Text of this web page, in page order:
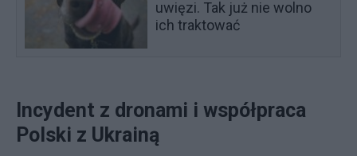
uwięzi. Tak już nie wolno
ich traktować
Incydent z dronami i współpraca
Polski z Ukrainą